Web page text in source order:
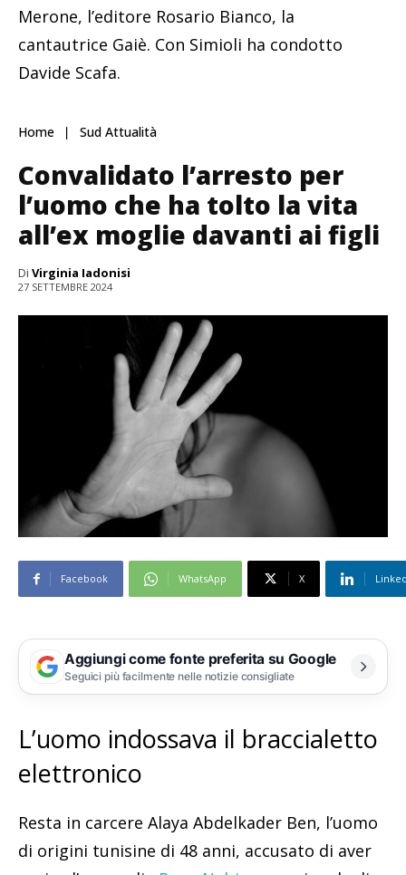
Merone, l’editore Rosario Bianco, la
cantautrice Gaiè. Con Simioli ha condotto
Davide Scafa.
Home Sud Attualità
Convalidato l’arresto per
l’uomo che ha tolto la vita
all’ex moglie davanti ai figli
Di Virginia Iadonisi
27 SETTEMBRE 2024
Facebook WhatsApp X
Aggiungi come fonte preferita su Google
Seguici più facilmente nelle notizie consigliate
L’uomo indossava il braccialetto
elettronico
Resta in carcere Alaya Abdelkader Ben, l’uomo
di origini tunisine di 48 anni, accusato di aver